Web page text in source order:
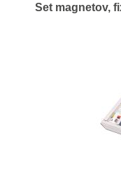
Set magnetov,